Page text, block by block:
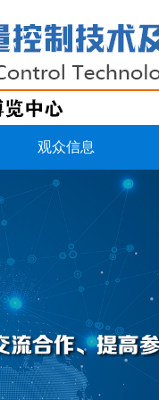
观众信息